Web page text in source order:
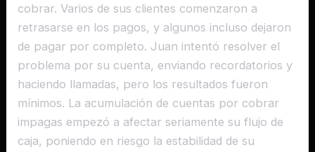
cobrar. Varios de sus clientes comenzaron a
retrasarse en los pagos, y algunos incluso dejaron
de pagar por completo. Juan intentó resolver el
problema por su cuenta, enviando recordatorios y
haciendo llamadas, pero los resultados fueron
mínimos. La acumulación de cuentas por cobrar
impagas empezó a afectar seriamente su flujo de
caja, poniendo en riesgo la estabilidad de su